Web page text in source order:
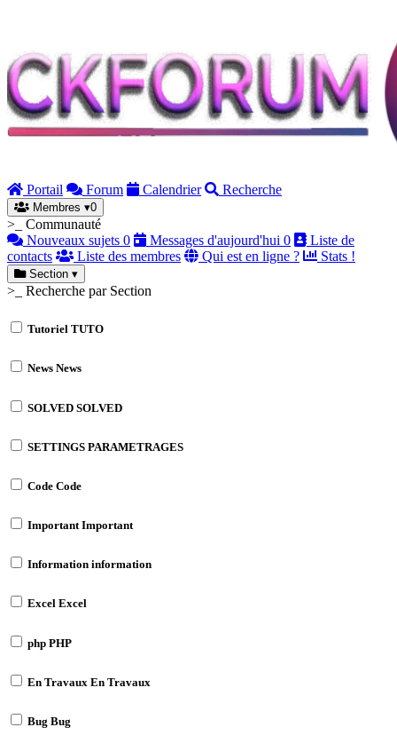
Portail Forum Calendrier Recherche
Membres ▾0
>_ Communauté
Nouveaux sujets 0 Messages d'aujourd'hui 0
Liste de
contacts
Liste des membres Qui est en ligne ? Stats !
Section ▾
>_ Recherche par Section
Tutoriel TUTO
News News
SOLVED SOLVED
SETTINGS PARAMETRAGES
Code Code
ImportantImportant
Information information
Excel Excel
php PHP
En Travaux En Travaux
Bug Bug